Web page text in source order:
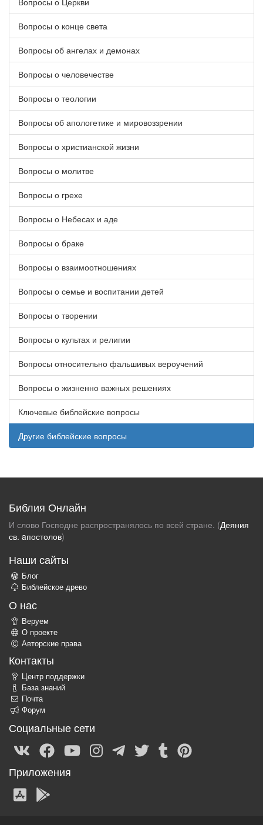
Вопросы о конце света
Вопросы об ангелах и демонах
Вопросы о человечестве
Вопросы о теологии
Вопросы об апологетике и мировоззрении
Вопросы о христианской жизни
Вопросы о молитве
Вопросы о грехе
Вопросы о Небесах и аде
Вопросы о браке
Вопросы о взаимоотношениях
Вопросы о семье и воспитании детей
Вопросы о творении
Вопросы о культах и религии
Вопросы относительно фальшивых вероучений
Вопросы о жизненно важных решениях
Ключевые библейские вопросы
Другие библейские вопросы
Библия Онлайн
И слово Господне распространялось по всей стране. (Деяния
св. aпостолов)
Наши сайты
Блог
Библейское древо
О нас
Веруем
О проекте
Авторские права
Контакты
Центр поддержки
База знаний
Почта
Форум
Социальные сети
Приложения